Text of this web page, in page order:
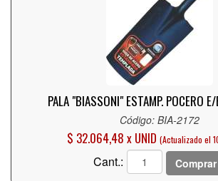
PALA "BIASSONI" ESTAMP. POCERO
Código: BIA-2172
$ 32.064,48 x UNID (Actualizado el
Cant.: Comprar